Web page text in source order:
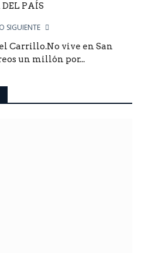
PAÍS
SIGUIENTE
Carrillo.No vive en San
un millón por...